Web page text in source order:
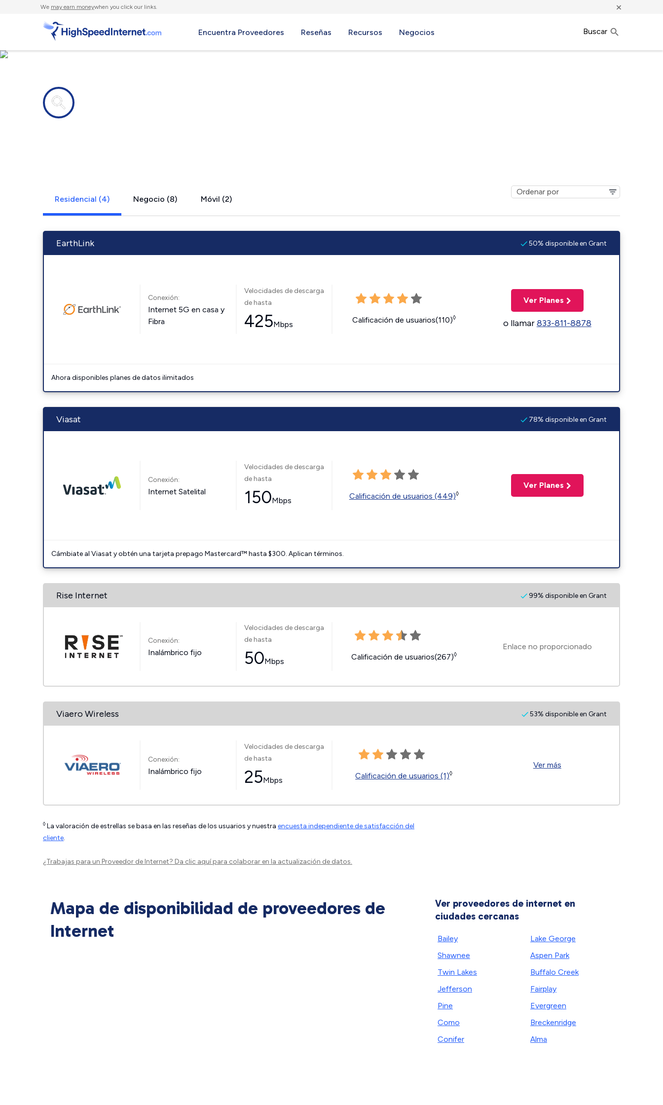
We may earn moneywhen you click our links. ×
Encuentra Proveedores Reseñas Recursos Negocios Buscar
Residencial (4) Negocio (8) Móvil (2)
EarthLink 50% disponible en Grant
Conexión:
Internet 5G en casa y
Fibra
Velocidades de descarga
de hasta
425Mbps Calificación de usuarios(110)◊
Ver Planes
o llamar833-811-8878
Ahora disponibles planes de datos ilimitados
Viasat 78% disponible en Grant
Conexión:
Internet Satelital
Velocidades de descarga
de hasta
150Mbps Calificación de usuarios (449)◊
Ver Planes
Cámbiate al Viasat y obtén una tarjeta prepago Mastercard™ hasta $300. Aplican términos.
Rise Internet 99% disponible en Grant
Conexión:
Inalámbrico fijo
Velocidades de descarga
de hasta
50Mbps Calificación de usuarios(267)◊
Enlace no proporcionado
Viaero Wireless 53% disponible en Grant
Conexión:
Inalámbrico fijo
Velocidades de descarga
de hasta
25Mbps Calificación de usuarios (1)◊
Ver más
◊ La valoración de estrellas se basa en las reseñas de los usuarios y nuestra encuesta independiente de satisfacción del
cliente.
¿Trabajas para un Proveedor de Internet? Da clic aquípara colaborar en la actualización de datos.
Mapa de disponibilidad de proveedores de
Internet
Ver proveedores de internet en
ciudades cercanas
Bailey
Shawnee
Twin Lakes
Jefferson
Pine
Como
Conifer
Lake George
Aspen Park
Buffalo Creek
Fairplay
Evergreen
Breckenridge
Alma